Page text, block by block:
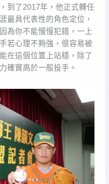
到了2017年，他正式轉任
最具代表性的角色定位，
為你不能慢慢犯錯，一上
若心理不夠強，很容易被
在這個位置上站穩，除了
確實高於一般投手。